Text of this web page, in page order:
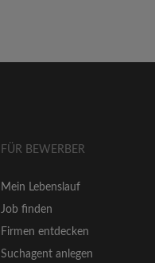
FÜR BEWERBER
Mein Lebenslauf
Job finden
Firmen entdecken
Suchagent anlegen